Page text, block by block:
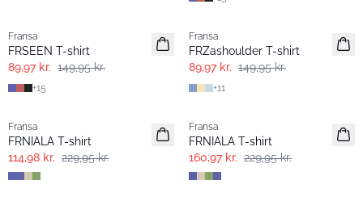
Fransa
FRSEEN T-shirt
89,97 kr. 149,95 kr.
+15
Extended size
Fransa
FRZashoulder T-shirt
89,97 kr. 149,95 kr.
+11
Extended size
Fransa
FRNIALA T-shirt
114,98 kr. 229,95 kr.
Extended size
Fransa
FRNIALA T-shirt
160,97 kr. 229,95 kr.
- 50% -30%